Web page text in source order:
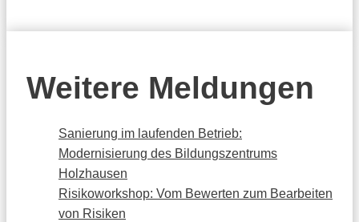
Weitere Meldungen
Sanierung im laufenden Betrieb:
Modernisierung des Bildungszentrums
Holzhausen
Risikoworkshop: Vom Bewerten zum Bearbeiten
von Risiken